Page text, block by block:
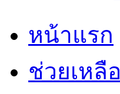
หน้าแรก
ช่วยเหลือ